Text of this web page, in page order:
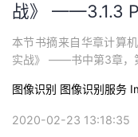
本节书摘来自华章计算
实战》 ——书中第3章，
图像识别 图像识别服务
2020-02-23 13:18:35